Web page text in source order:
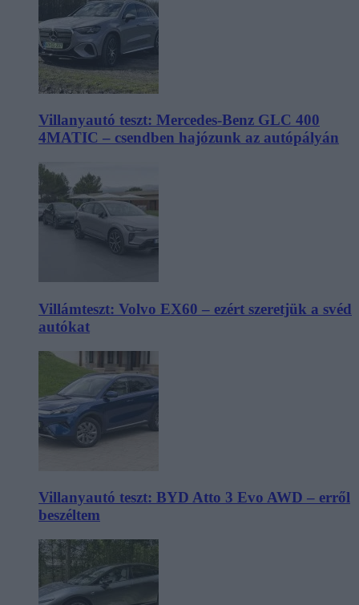
Villanyautó teszt: Mercedes-Benz GLC 400
4MATIC – csendben hajózunk az autópályán
Villámteszt: Volvo EX60 – ezért szeretjük a svéd
autókat
Villanyautó teszt: BYD Atto 3 Evo AWD – erről
beszéltem